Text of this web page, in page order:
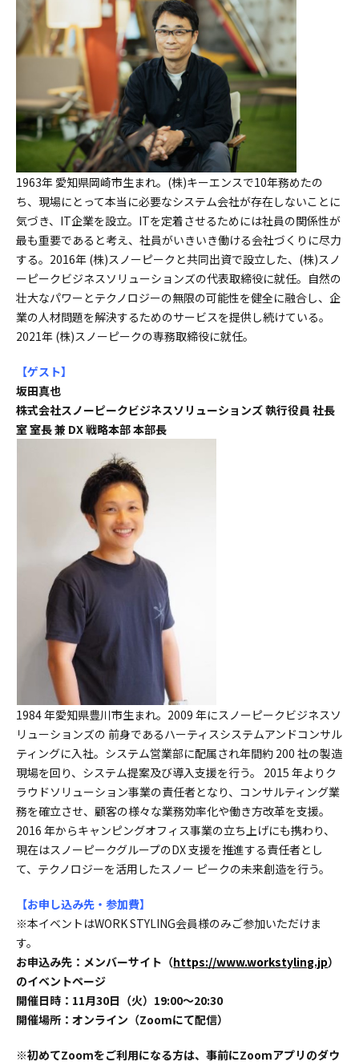
1963年 愛知県岡崎市生まれ。(株)キーエンスで10年務めたの
ち、現場にとって本当に必要なシステム会社が存在しないことに
気づき、IT企業を設立。ITを定着させるためには社員の関係性が
最も重要であると考え、社員がいきいき働ける会社づくりに尽力
する。2016年 (株)スノーピークと共同出資で設立した、(株)スノ
ーピークビジネスソリューションズの代表取締役に就任。自然の
壮大なパワーとテクノロジーの無限の可能性を健全に融合し、企
業の人材問題を解決するためのサービスを提供し続けている。
2021年 (株)スノーピークの専務取締役に就任。
【ゲスト】
坂田真也
株式会社スノーピークビジネスソリューションズ 執行役員 社長
室 室長 兼 DX 戦略本部 本部長
1984 年愛知県豊川市生まれ。2009 年にスノーピークビジネスソ
リューションズの 前身であるハーティスシステムアンドコンサル
ティングに入社。システム営業部に配属され年間約 200 社の製造
現場を回り、システム提案及び導入支援を行う。 2015 年よりク
ラウドソリューション事業の責任者となり、コンサルティング業
務を確立させ、顧客の様々な業務効率化や働き方改革を支援。
2016 年からキャンピングオフィス事業の立ち上げにも携わり、
現在はスノーピークグループのDX 支援を推進する責任者とし
て、テクノロジーを活用したスノー ピークの未来創造を行う。
【お申し込み先・参加費】
※本イベントはWORK STYLING会員様のみご参加いただけま
す。
お申込み先：メンバーサイト（https://www.workstyling.jp）
のイベントページ
開催日時：11月30日（火）19:00〜20:30
開催場所：オンライン（Zoomにて配信）
※初めてZoomをご利用になる方は、事前にZoomアプリのダウ